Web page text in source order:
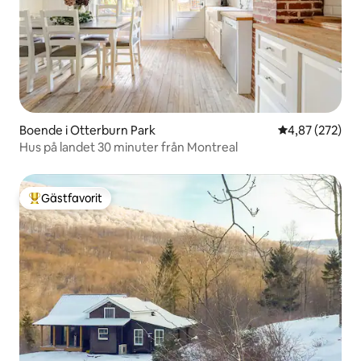
Boende i Otterburn Park 4,87 av 5 i
4,87 (272)
Hus på landet 30 minuter från Montreal
Populär gästfavorit
Gästfavorit